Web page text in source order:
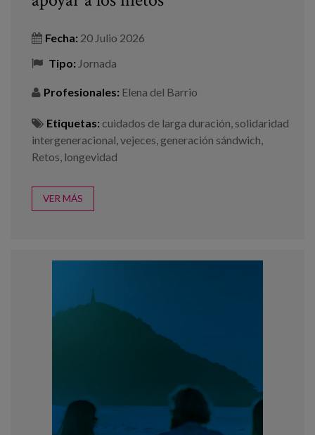
Fecha: 20 Julio 2026
Tipo: Jornada
Profesionales: Elena del Barrio
Etiquetas: cuidados de larga duración solidaridad
intergeneracional vejeces generación sándwich
Retos longevidad
VER MÁS